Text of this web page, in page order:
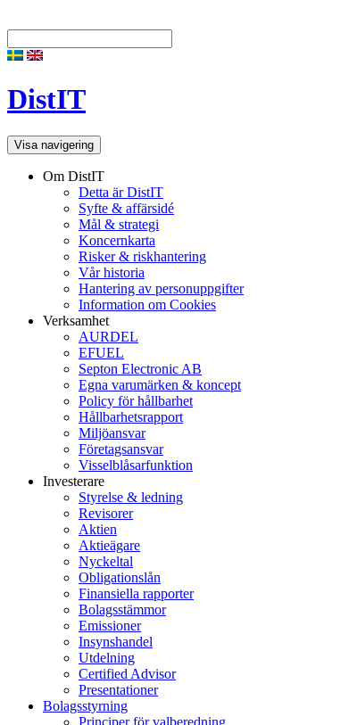
DistIT
Visa navigering
Om DistIT
Detta är DistIT
Syfte & affärsidé
Mål & strategi
Koncernkarta
Risker & riskhantering
Vår historia
Hantering av personuppgifter
Information om Cookies
Verksamhet
AURDEL
EFUEL
Septon Electronic AB
Egna varumärken & koncept
Policy för hållbarhet
Hållbarhetsrapport
Miljöansvar
Företagsansvar
Visselblåsarfunktion
Investerare
Styrelse & ledning
Revisorer
Aktien
Aktieägare
Nyckeltal
Obligationslån
Finansiella rapporter
Bolagsstämmor
Emissioner
Insynshandel
Utdelning
Certified Advisor
Presentationer
Bolagsstyrning
Principer för valberedning